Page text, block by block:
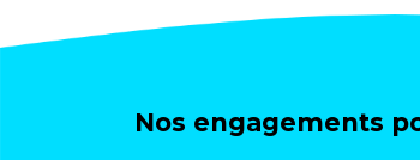
Nos engagements